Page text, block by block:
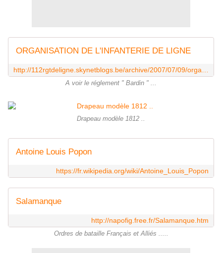
ORGANISATION DE L'INFANTERIE DE LIGNE
A voir le réglement " Bardin " ...
Drapeau modèle 1812 ..
Antoine Louis Popon
https://fr.wikipedia.org/wiki/Antoine_Louis_Popon
Salamanque
http://napofig.free.fr/Salamanque.htm
Ordres de bataille Français et Alliés .....